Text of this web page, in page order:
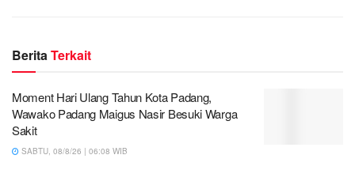
BeritaTerkait
Moment Hari Ulang Tahun Kota Padang,
Wawako Padang Maigus Nasir Besuki Warga
Sakit
SABTU, 08/8/26 | 06:08 WIB